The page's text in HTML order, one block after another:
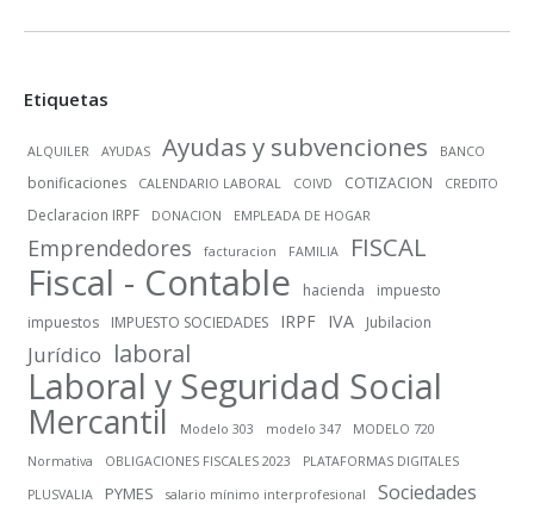
Etiquetas
ALQUILER AYUDAS Ayudas y subvenciones BANCO
bonificaciones CALENDARIO LABORAL COIVD COTIZACION CREDITO
Declaracion IRPF DONACION EMPLEADA DE HOGAR
Emprendedores facturacion FAMILIA FISCAL
Fiscal - Contable hacienda
impuesto
impuestos
IMPUESTO SOCIEDADES IRPF IVA Jubilacion
Jurídico laboral
Laboral y Seguridad Social
Mercantil Modelo 303 modelo 347
MODELO 720
Normativa
OBLIGACIONES FISCALES 2023
PLATAFORMAS DIGITALES
PLUSVALIA
PYMES salario mínimo interprofesional Sociedades